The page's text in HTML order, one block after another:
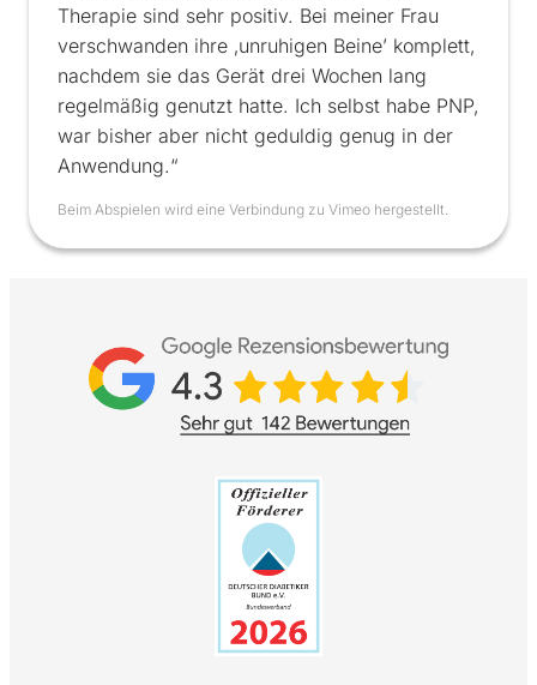
Therapie sind sehr positiv. Bei meiner Frau
verschwanden ihre ‚unruhigen Beine’ komplett,
nachdem sie das Gerät drei Wochen lang
regelmäßig genutzt hatte. Ich selbst habe PNP,
war bisher aber nicht geduldig genug in der
Anwendung.“
Beim Abspielen wird eine Verbindung zu Vimeo hergestellt.